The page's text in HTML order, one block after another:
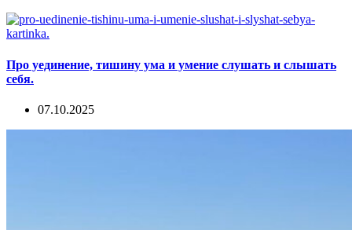
Про уединение, тишину ума и умение слушать и слышать
себя.
07.10.2025